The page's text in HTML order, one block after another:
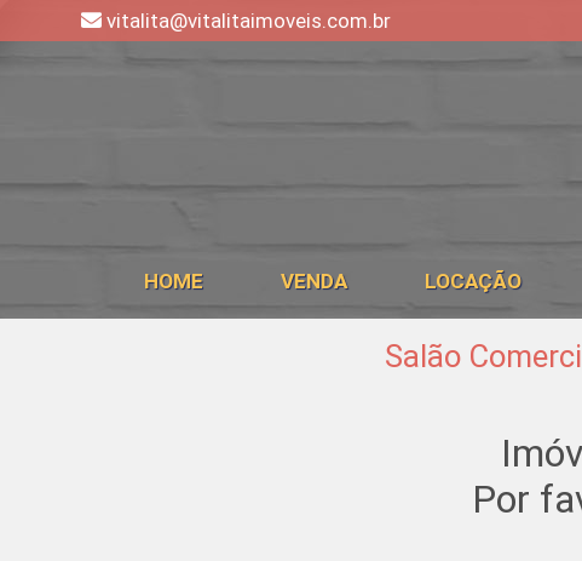
vitalita@vitalitaimoveis.com.br
HOME VENDA LOCAÇÃO
Salão
Por